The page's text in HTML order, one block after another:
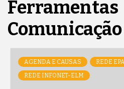
Ferramentas
Comunicação
AGENDA E CAUSAS
REDE
REDE INFONET-ELM